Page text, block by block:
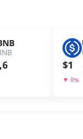
$1
▼ 0%